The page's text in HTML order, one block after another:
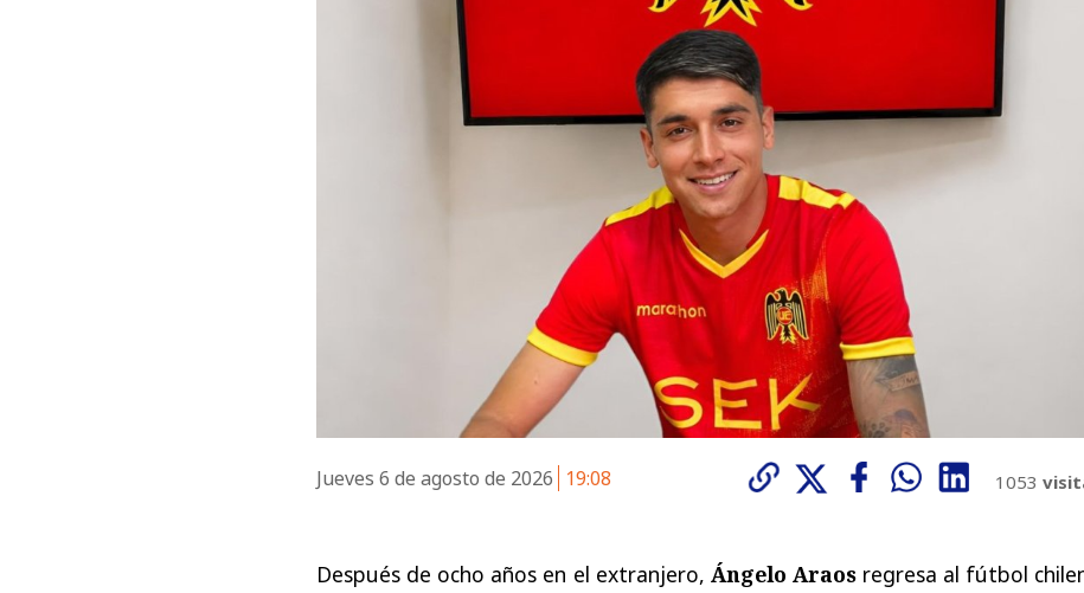
Jueves 6 de agosto de 2026 19:08 1053
Después de ocho años en el extranjero, Ángelo Araos regresa al fútbol